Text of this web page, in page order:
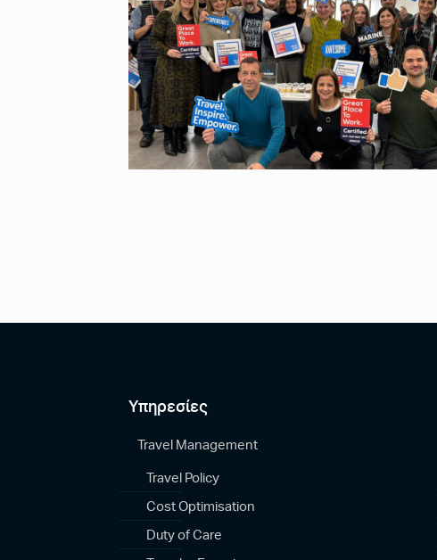
Υπηρεσίες
Travel Management
Travel Policy
Cost Optimisation
Duty of Care